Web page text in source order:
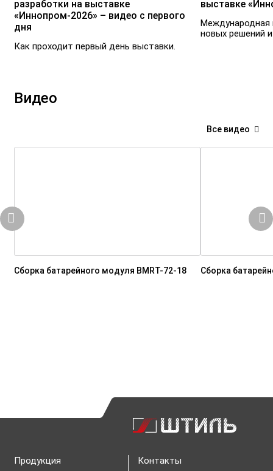
разработки на выставке
«Иннопром-2026» – видео с первого
дня
Как проходит первый день выставки.
выставке
Международная
новых решений
Видео
Все видео
Сборка батарейного модуля BMRT-72-18 Сборка
Продукция Контакты